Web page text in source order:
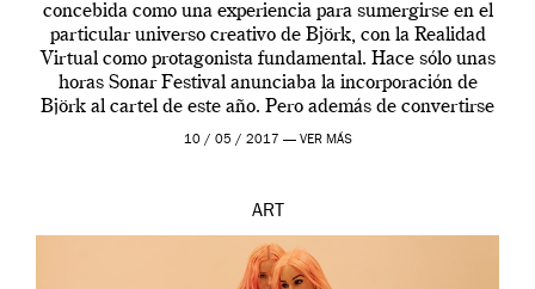
concebida como una experiencia para sumergirse en el
particular universo creativo de Björk, con la Realidad
Virtual como protagonista fundamental. Hace sólo unas
horas Sonar Festival anunciaba la incorporación de
Björk al cartel de este año. Pero además de convertirse
en una de las actuaciones más relevantes […]
10 / 05 / 2017 — VER MÁS
ART